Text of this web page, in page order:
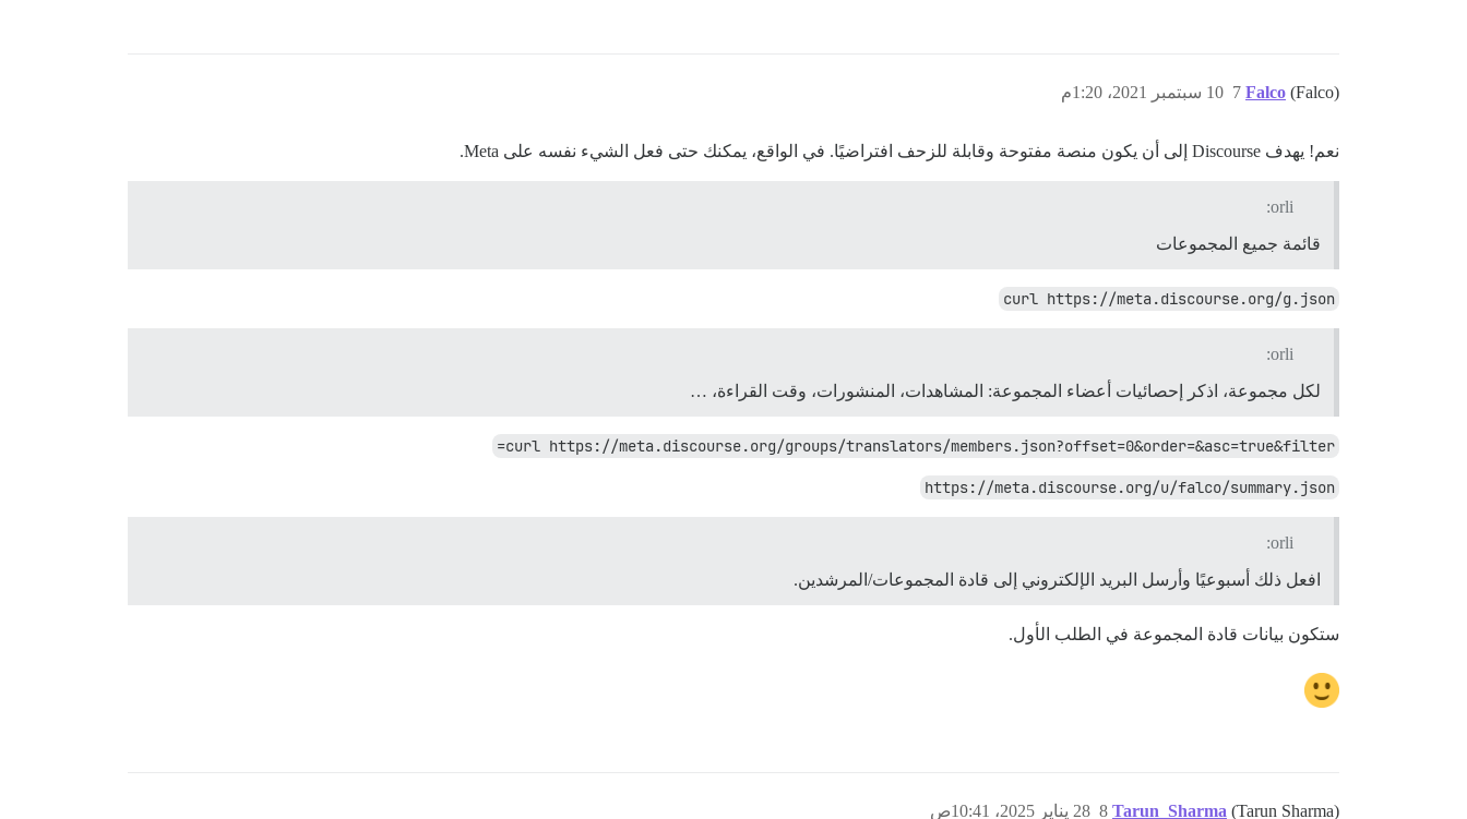
Falco (Falco) 10 سبتمبر 2021، 1:20م 7
نعم! يهدف Discourse إلى أن يكون منصة مفتوحة وقابلة للزحف افتراضيًا. في الواقع، يمكنك حتى فعل الشيء نفسه على Meta.
orli:
قائمة جميع المجموعات
curl https://meta.discourse.org/g.json
orli:
لكل مجموعة، اذكر إحصائيات أعضاء المجموعة: المشاهدات، المنشورات، وقت القراءة، …
curl https://meta.discourse.org/groups/translators/members.json?offset=0&order=&asc=true&filter=
https://meta.discourse.org/u/falco/summary.json
orli:
افعل ذلك أسبوعيًا وأرسل البريد الإلكتروني إلى قادة المجموعات/المرشدين.
ستكون بيانات قادة المجموعة في الطلب الأول.
Tarun_Sharma (Tarun Sharma) 28 يناير 2025، 10:41ص 8